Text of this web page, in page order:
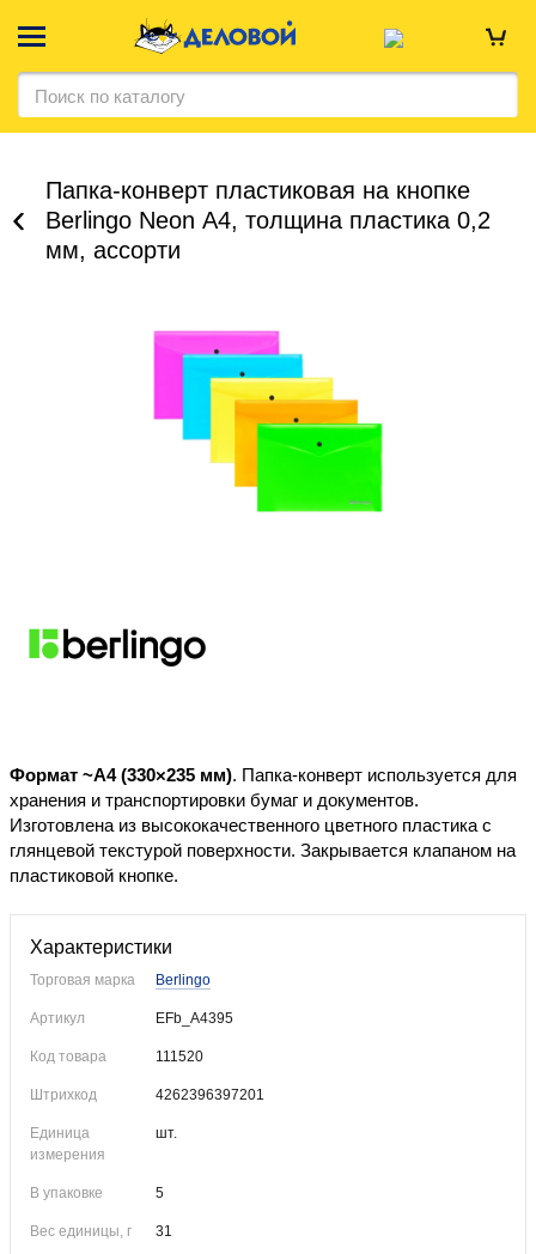
Папка-конверт пластиковая на кнопке
Berlingo Neon А4, толщина пластика 0,2
мм, ассорти
Уже купили
Формат ~А4 (330×235 мм). Папка-конверт используется для
хранения и транспортировки бумаг и документов.
Изготовлена из высококачественного цветного пластика с
глянцевой текстурой поверхности. Закрывается клапаном на
пластиковой кнопке.
Характеристики
Торговая марка Berlingo
Артикул EFb_A4395
Код товара 111520
Штрихкод 4262396397201
Единица
измерения
шт.
В упаковке 5
Вес единицы, г 31